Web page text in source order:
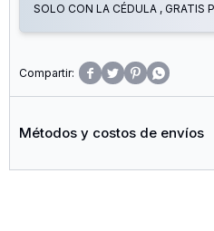
SOLO CON LA CÉDULA , GRATIS
   
Métodos y costos de envíos